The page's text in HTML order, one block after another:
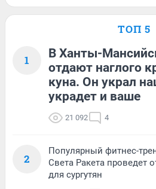
ТОП 5
1
В Ханты-
отдают наглого
куна. Он украл
украдет и ваше
21 092 4
2
Популярный фитнес-
Света Ракета проведет
для сургутян